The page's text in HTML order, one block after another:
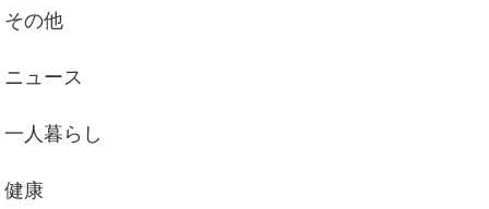
その他
ニュース
一人暮らし
健康